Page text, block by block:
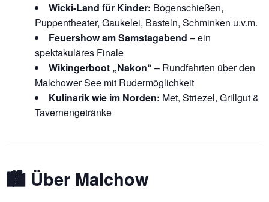
Wicki-Land für Kinder: Bogenschießen,
Puppentheater, Gaukelei, Basteln, Schminken u.v.m.
Feuershow am Samstagabend – ein
spektakuläres Finale
Wikingerboot „Nakon“ – Rundfahrten über den
Malchower See mit Rudermöglichkeit
Kulinarik wie im Norden: Met, Striezel, Grillgut &
Tavernengetränke
🏙️ Über Malchow